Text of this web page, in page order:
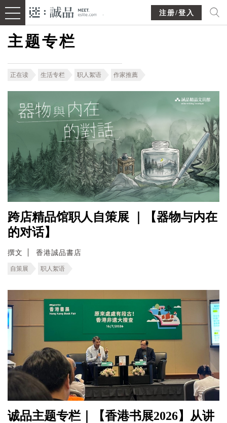
注册/登入
主题专栏
正在读 生活专栏 职人絮语 作家推薦
跨店精品馆职人自策展 ｜【器物与内在
的对话】
撰文 香港誠品書店
自策展 职人絮语
诚品主题专栏｜【香港书展2026】从讲